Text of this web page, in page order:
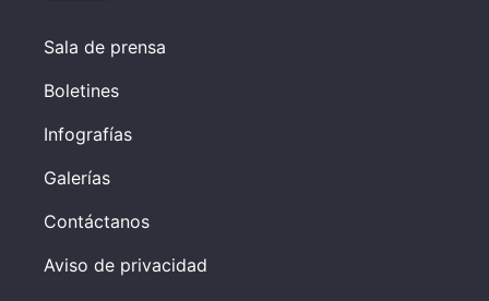
Sala de prensa
Boletines
Infografías
Galerías
Contáctanos
Aviso de privacidad